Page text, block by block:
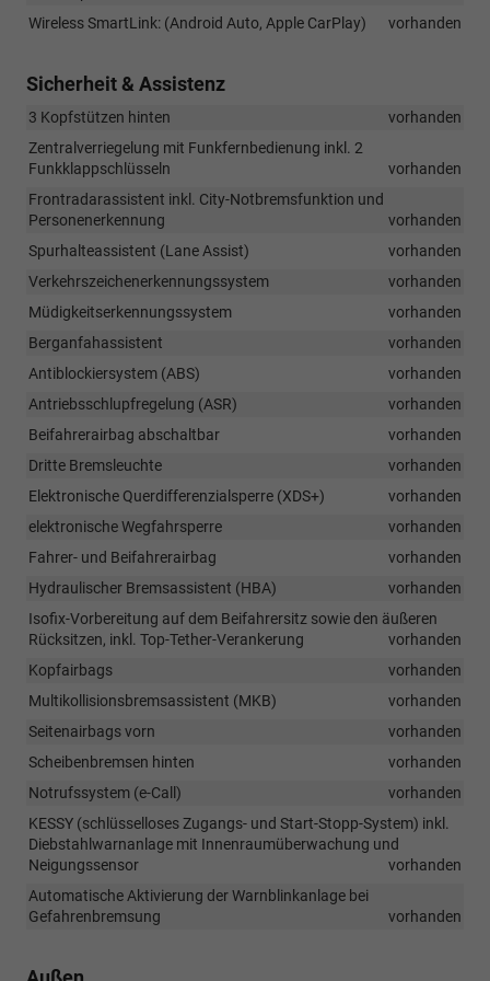
Wireless SmartLink: (Android Auto, Apple CarPlay)
vorhanden
Sicherheit & Assistenz
3 Kopfstützen hinten
vorhanden
Zentralverriegelung mit Funkfernbedienung inkl. 2
Funkklappschlüsseln
vorhanden
Frontradarassistent inkl. City-Notbremsfunktion und
Personenerkennung
vorhanden
Spurhalteassistent (Lane Assist)
vorhanden
Verkehrszeichenerkennungssystem
vorhanden
Müdigkeitserkennungssystem
vorhanden
Berganfahassistent
vorhanden
Antiblockiersystem (ABS)
vorhanden
Antriebsschlupfregelung (ASR)
vorhanden
Beifahrerairbag abschaltbar
vorhanden
Dritte Bremsleuchte
vorhanden
Elektronische Querdifferenzialsperre (XDS+)
vorhanden
elektronische Wegfahrsperre
vorhanden
Fahrer- und Beifahrerairbag
vorhanden
Hydraulischer Bremsassistent (HBA)
vorhanden
Isofix-Vorbereitung auf dem Beifahrersitz sowie den äußeren
Rücksitzen, inkl. Top-Tether-Verankerung
vorhanden
Kopfairbags
vorhanden
Multikollisionsbremsassistent (MKB)
vorhanden
Seitenairbags vorn
vorhanden
Scheibenbremsen hinten
vorhanden
Notrufssystem (e-Call)
vorhanden
KESSY (schlüsselloses Zugangs- und Start-Stopp-System) inkl.
Diebstahlwarnanlage mit Innenraumüberwachung und
Neigungssensor
vorhanden
Automatische Aktivierung der Warnblinkanlage bei
Gefahrenbremsung
vorhanden